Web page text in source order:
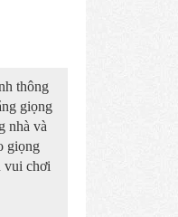
thông
giọng
nhà và
giọng
vui chơi